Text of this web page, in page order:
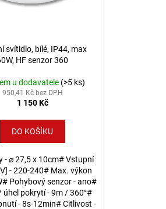
svítidlo, bílé, IP44, max
HF senzor 360
u dodavatele (>5 ks)
950,41 Kč bez DPH
1 150 Kč
DO KOŠÍKU
- ⌀ 27,5 x 10cm# Vstupní
- 220-240# Max. výkon
Pohybový senzor - ano#
úhel pokrytí - 9m / 360°#
- 8s-12min# Citlivost -